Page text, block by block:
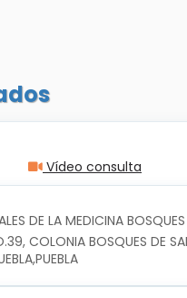
Vídeo consulta
DE LA MEDICINA
COLONIA BOSQUES DE